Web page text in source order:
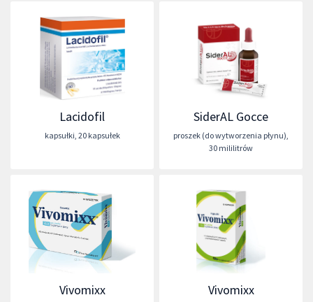
Lacidofil
kapsułki, 20 kapsułek
SiderAL Gocce
proszek (do wytworzenia płynu),
30 mililitrów
Vivomixx Vivomixx